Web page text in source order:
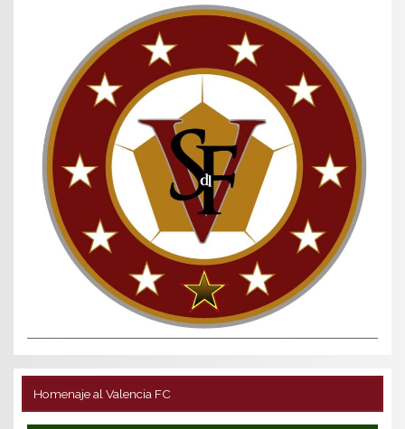
Homenaje al Valencia FC